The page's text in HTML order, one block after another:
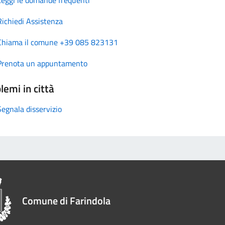
Assistenza
il comune +39 085 823131
un appuntamento
in città
disservizio
Comune di Farindola